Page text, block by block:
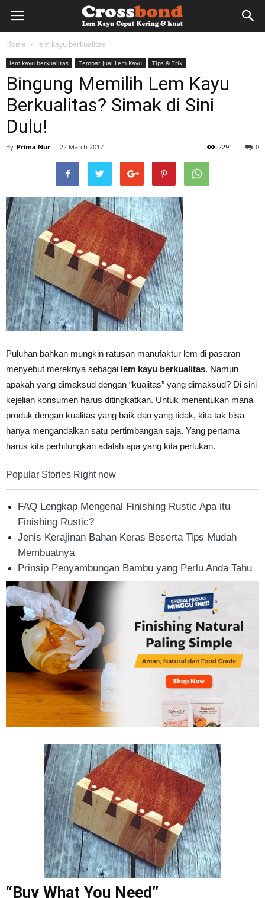
lemkayu.net
Lem
HPL,
Kertas,
Vinyl
Cepat
Kering,
Kuat
Tahan
Lama
Home lem kayu berkualitas
lem kayu berkualitas Tempat Jual Lem Kayu Tips & Trik
Bingung Memilih Lem Kayu
Berkualitas? Simak di Sini
Dulu!
By Prima Nur - 22 March 2017 0
2291
Puluhan bahkan mungkin ratusan manufaktur lem di pasaran
menyebut mereknya sebagai lem kayu berkualitas. Namun
apakah yang dimaksud dengan “kualitas” yang dimaksud? Di sini
kejelian konsumen harus ditingkatkan. Untuk menentukan mana
produk dengan kualitas yang baik dan yang tidak, kita tak bisa
hanya mengandalkan satu pertimbangan saja. Yang pertama
harus kita perhitungkan adalah apa yang kita perlukan.
Popular Stories Right now
FAQ Lengkap Mengenal Finishing Rustic Apa itu
Finishing Rustic?
Jenis Kerajinan Bahan Keras Beserta Tips Mudah
Membuatnya
Prinsip Penyambungan Bambu yang Perlu Anda Tahu
“Buy What You Need”